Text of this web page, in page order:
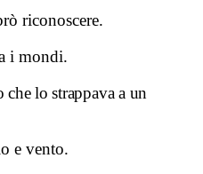
riconoscere.
i mondi.
lo strappava a un
e vento.